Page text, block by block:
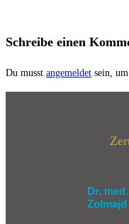
Schreibe einen
Du musst angemeldet sein,
Dr.
Zolmajd